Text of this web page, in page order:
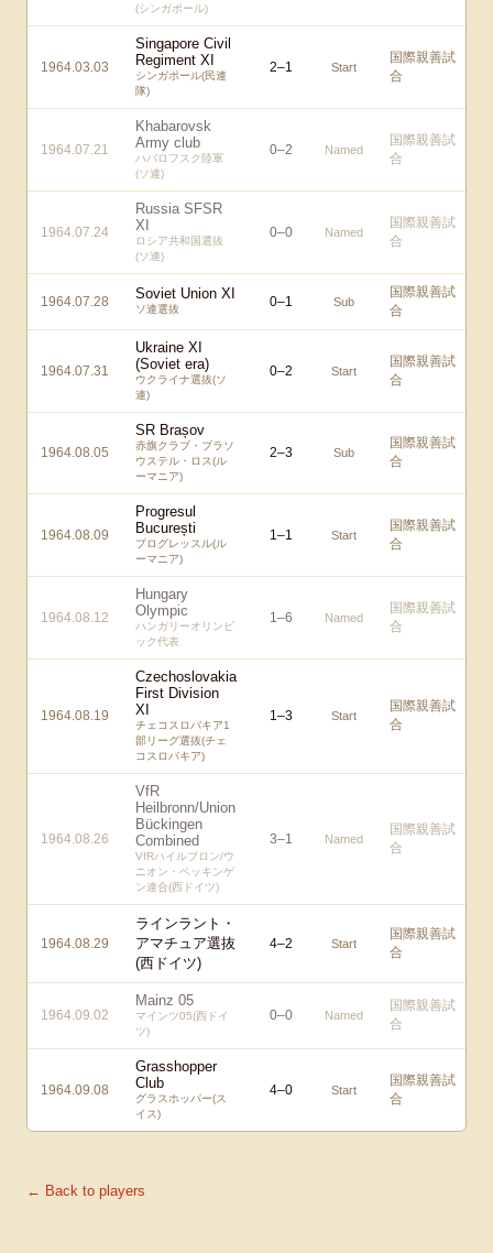
(シンガポール)
1964.03.03
Singapore Civil
Regiment XI
シンガポール(民連
隊)
2–1 Start
国際親善試
合
1964.07.21
Khabarovsk
Army club
ハバロフスク陸軍
(ソ連)
0–2 Named
国際親善試
合
1964.07.24
Russia SFSR
XI
ロシア共和国選抜
(ソ連)
0–0 Named
国際親善試
合
1964.07.28 Soviet Union XI
ソ連選抜 0–1 Sub
国際親善試
合
1964.07.31
Ukraine XI
(Soviet era)
ウクライナ選抜(ソ
連)
0–2 Start
国際親善試
合
1964.08.05
SR Brașov
赤旗クラブ・ブラソ
ウステル・ロス(ル
ーマニア)
2–3 Sub
国際親善試
合
1964.08.09
Progresul
București
プログレッスル(ル
ーマニア)
1–1 Start
国際親善試
合
1964.08.12
Hungary
Olympic
ハンガリーオリンピ
ック代表
1–6 Named
国際親善試
合
1964.08.19
Czechoslovakia
First Division
XI
チェコスロバキア1
部リーグ選抜(チェ
コスロバキア)
1–3 Start
国際親善試
合
1964.08.26
VfR
Heilbronn/Union
Bückingen
Combined
VfRハイルブロン/ウ
ニオン・ベッキンゲ
ン連合(西ドイツ)
3–1 Named
国際親善試
合
1964.08.29
ラインラント・
アマチュア選抜
(西ドイツ)
4–2 Start
国際親善試
合
1964.09.02
Mainz 05
マインツ05(西ドイ
ツ)
0–0 Named
国際親善試
合
1964.09.08
Grasshopper
Club
グラスホッパー(ス
イス)
4–0 Start
国際親善試
合
← Back to players